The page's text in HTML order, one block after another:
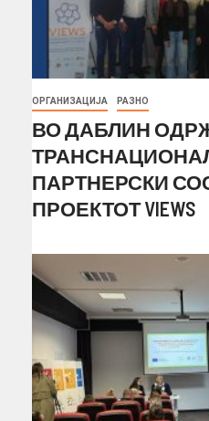
ОРГАНИЗАЦИЈА РАЗНО
ВО ДАБЛИН
ПАРТНЕРСКИ
ПРОЕКТОТ VIEWS